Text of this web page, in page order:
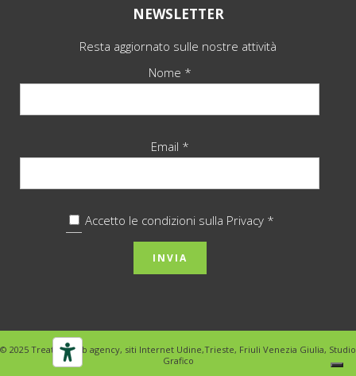
NEWSLETTER
Resta aggiornato sulle nostre attività
Nome *
Email *
Accetto le condizioni sulla Privacy *
© 2025 Treativa Web agency, siti Internet Udine,Trieste, Friuli Venezia Giulia, Studio
Grafico